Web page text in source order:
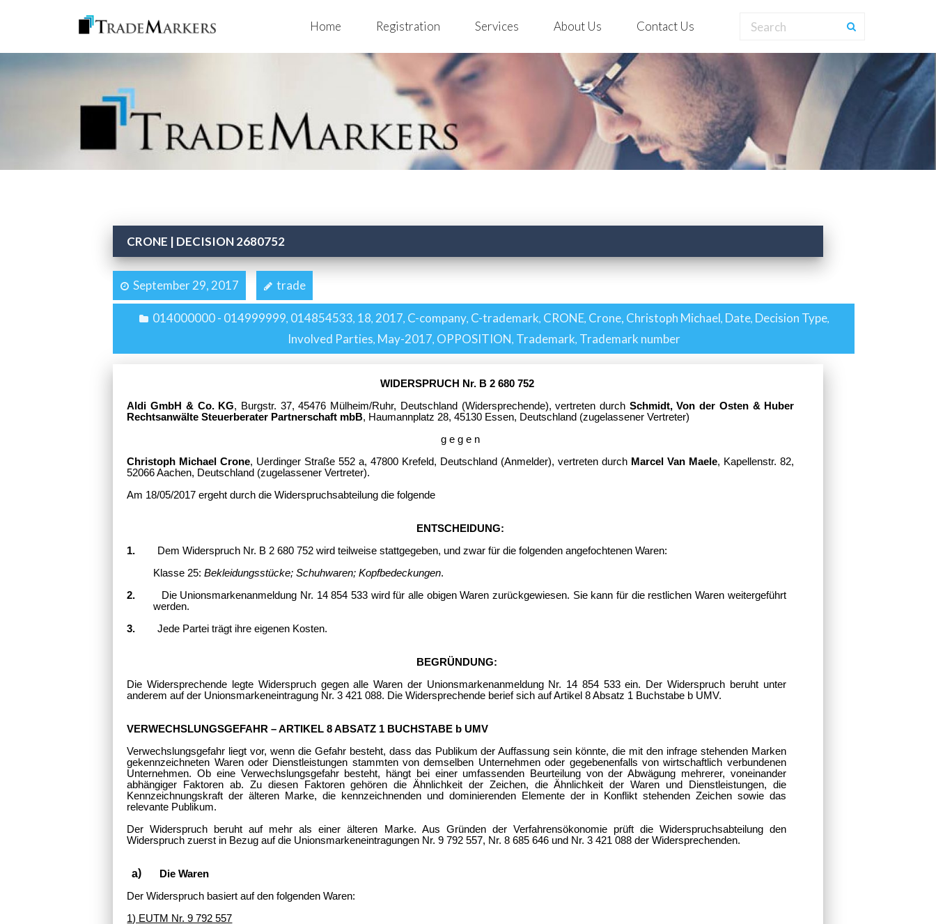
Home Registration Services About Us Contact Us
CRONE | DECISION 2680752
September 29, 2017 trade
014000000 - 014999999, 014854533, 18, 2017, C-company, C-trademark, CRONE, Crone, Christoph Michael, Date, Decision Type,
Involved Parties, May-2017, OPPOSITION, Trademark, Trademark number
WIDERSPRUCH Nr. B 2 680 752
Aldi GmbH & Co. KG, Burgstr. 37, 45476 Mülheim/Ruhr, Deutschland (Widersprechende), vertreten durch Schmidt, Von der Osten & Huber
Rechtsanwälte Steuerberater Partnerschaft mbB, Haumannplatz 28, 45130 Essen, Deutschland (zugelassener Vertreter)
g e g e n
Christoph Michael Crone, Uerdinger Straße 552 a, 47800 Krefeld, Deutschland (Anmelder), vertreten durch Marcel Van Maele, Kapellenstr. 82,
52066 Aachen, Deutschland (zugelassener Vertreter).
Am 18/05/2017 ergeht durch die Widerspruchsabteilung die folgende
ENTSCHEIDUNG:
1. Dem Widerspruch Nr. B 2 680 752 wird teilweise stattgegeben, und zwar für die folgenden angefochtenen Waren:
Klasse 25:Bekleidungsstücke; Schuhwaren; Kopfbedeckungen.
2. Die Unionsmarkenanmeldung Nr. 14 854 533 wird für alle obigen Waren zurückgewiesen. Sie kann für die restlichen Waren weitergeführt
werden.
3. Jede Partei trägt ihre eigenen Kosten.
BEGRÜNDUNG:
Die Widersprechende legte Widerspruch gegen alle Waren der Unionsmarkenanmeldung Nr. 14 854 533 ein. Der Widerspruch beruht unter
anderem auf der Unionsmarkeneintragung Nr. 3 421 088. Die Widersprechende berief sich auf Artikel 8 Absatz 1 Buchstabe b UMV.
VERWECHSLUNGSGEFAHR – ARTIKEL 8 ABSATZ 1 BUCHSTABE b UMV
Verwechslungsgefahr liegt vor, wenn die Gefahr besteht, dass das Publikum der Auffassung sein könnte, die mit den infrage stehenden Marken
gekennzeichneten Waren oder Dienstleistungen stammten von demselben Unternehmen oder gegebenenfalls von wirtschaftlich verbundenen
Unternehmen. Ob eine Verwechslungsgefahr besteht, hängt bei einer umfassenden Beurteilung von der Abwägung mehrerer, voneinander
abhängiger Faktoren ab. Zu diesen Faktoren gehören die Ähnlichkeit der Zeichen, die Ähnlichkeit der Waren und Dienstleistungen, die
Kennzeichnungskraft der älteren Marke, die kennzeichnenden und dominierenden Elemente der in Konflikt stehenden Zeichen sowie das
relevante Publikum.
Der Widerspruch beruht auf mehr als einer älteren Marke. Aus Gründen der Verfahrensökonomie prüft die Widerspruchsabteilung den
Widerspruch zuerst in Bezug auf die Unionsmarkeneintragungen Nr. 9 792 557, Nr. 8 685 646 und Nr. 3 421 088 der Widersprechenden.
Die Waren
Der Widerspruch basiert auf den folgenden Waren:
1) EUTM Nr. 9 792 557